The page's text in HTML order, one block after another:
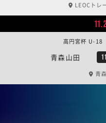
LEOCトレ
青森山田
高円宮杯 U-
青